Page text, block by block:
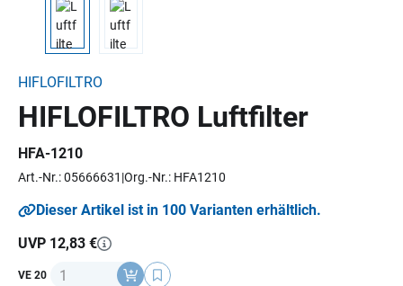
HIFLOFILTRO
HIFLOFILTRO Luftfilter
HFA-1210
Art.-Nr.: 05666631 Org.-Nr.: HFA1210
Dieser Artikel ist in 100 Varianten erhältlich.
UVP 12,83 €
VE 20 Anzahl